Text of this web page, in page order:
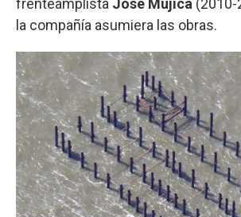
frenteamplista José Mujica (2010-
la compañía asumiera las obras.